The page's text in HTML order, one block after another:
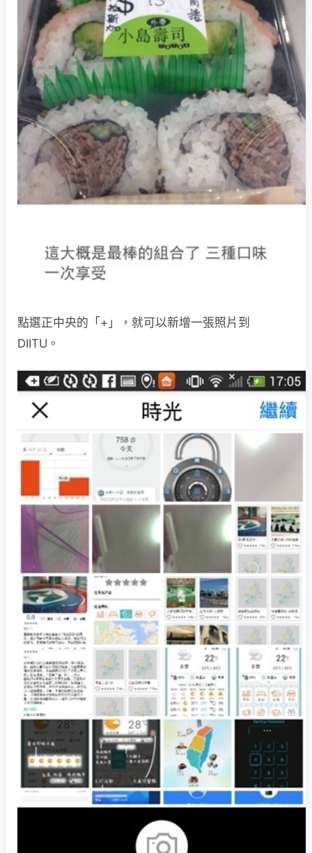
點選正中央的「+」，就可以新增一張照片到
DIITU。